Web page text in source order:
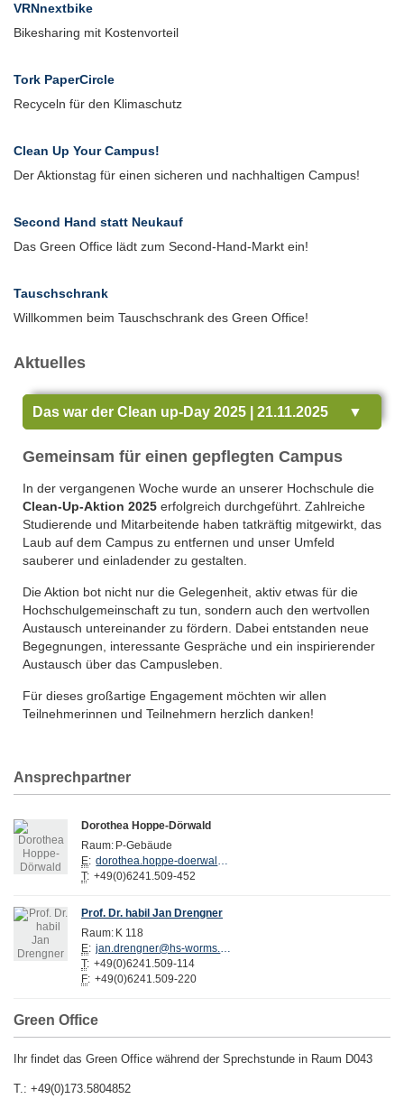
VRNnextbike
Bikesharing mit Kostenvorteil
Tork PaperCircle
Recyceln für den Klimaschutz
Clean Up Your Campus!
Der Aktionstag für einen sicheren und nachhaltigen Campus!
Second Hand statt Neukauf
Das Green Office lädt zum Second-Hand-Markt ein!
Tauschschrank
Willkommen beim Tauschschrank des Green Office!
Aktuelles
Das war der Clean up-Day 2025 | 21.11.2025
Gemeinsam für einen gepflegten Campus
In der vergangenen Woche wurde an unserer Hochschule die
Clean-Up-Aktion 2025 erfolgreich durchgeführt. Zahlreiche
Studierende und Mitarbeitende haben tatkräftig mitgewirkt, das
Laub auf dem Campus zu entfernen und unser Umfeld
sauberer und einladender zu gestalten.
Die Aktion bot nicht nur die Gelegenheit, aktiv etwas für die
Hochschulgemeinschaft zu tun, sondern auch den wertvollen
Austausch untereinander zu fördern. Dabei entstanden neue
Begegnungen, interessante Gespräche und ein inspirierender
Austausch über das Campusleben.
Für dieses großartige Engagement möchten wir allen
Teilnehmerinnen und Teilnehmern herzlich danken!
Ansprechpartner
Dorothea Hoppe-Dörwald
Raum: P-Gebäude
E:
dorothea.hoppe-doerwald@hs-worms.de
T: +49(0)6241.509-452
Prof. Dr. habil Jan Drengner
Raum: K 118
E:
jan.drengner@hs-worms.de
T: +49(0)6241.509-114
F: +49(0)6241.509-220
Green Office
Ihr findet das Green Office während der Sprechstunde in Raum D043
T.: +49(0)173.5804852